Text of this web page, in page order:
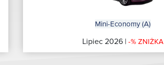
Mini-Economy (A)
Lipiec 2026 | -% ZNIŻKA